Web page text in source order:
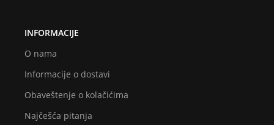
INFORMACIJE
O nama
Informacije o dostavi
Obaveštenje o kolačićima
Najčešća pitanja